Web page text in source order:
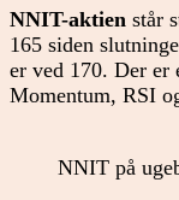
NNIT-aktien står
165 siden
er ved 170. Der er
Momentum, RSI
NNIT på